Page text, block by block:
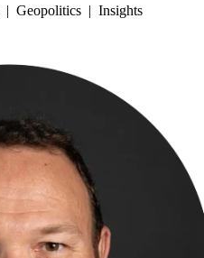
| Geopolitics | Insights